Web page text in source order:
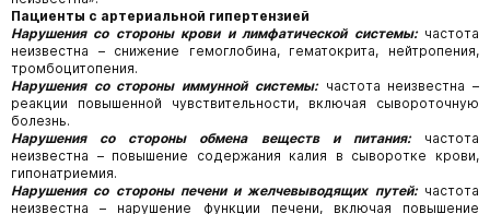
Пациенты с артериальной гипертензией
Нарушения со стороны крови и лимфатической системы:частота
неизвестна – снижение гемоглобина, гематокрита, нейтропения,
тромбоцитопения.
Нарушения со стороны иммунной системы: частота неизвестна –
реакции повышенной чувствительности, включая сывороточную
болезнь.
Нарушения со стороны обмена веществ и питания:
частота
неизвестна – повышение содержания калия в сыворотке крови,
гипонатриемия.
Нарушения со стороны печени и желчевыводящих путей: частота
неизвестна – нарушение функции печени, включая повышение